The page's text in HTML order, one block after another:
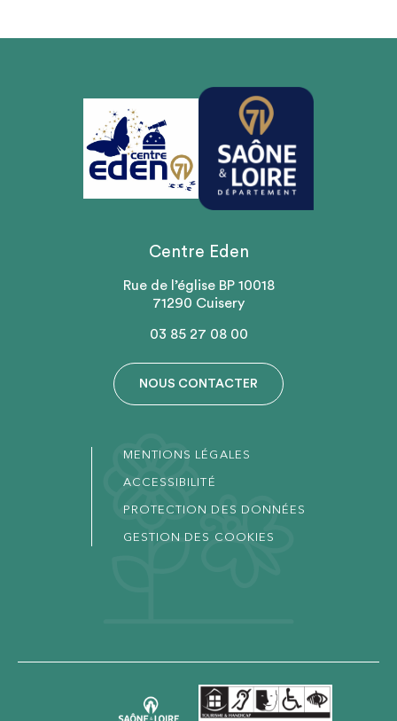
Centre Eden
Rue de l’église BP 10018
71290 Cuisery
03 85 27 08 00
NOUS CONTACTER
MENTIONS LÉGALES
ACCESSIBILITÉ
PROTECTION DES DONNÉES
GESTION DES COOKIES